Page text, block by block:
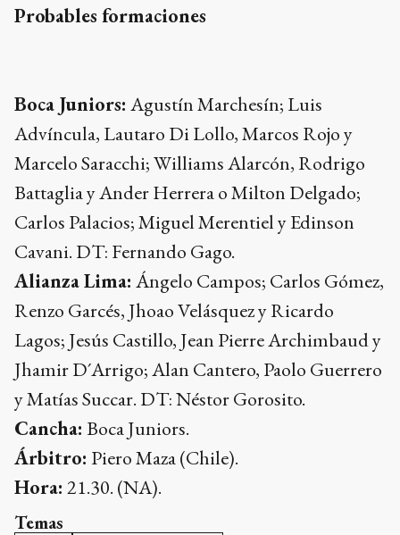
Probables formaciones
Boca Juniors: Agustín Marchesín; Luis
Advíncula, Lautaro Di Lollo, Marcos Rojo y
Marcelo Saracchi; Williams Alarcón, Rodrigo
Battaglia y Ander Herrera o Milton Delgado;
Carlos Palacios; Miguel Merentiel y Edinson
Cavani. DT: Fernando Gago.
Alianza Lima: Ángelo Campos; Carlos Gómez,
Renzo Garcés, Jhoao Velásquez y Ricardo
Lagos; Jesús Castillo, Jean Pierre Archimbaud y
Jhamir D´Arrigo; Alan Cantero, Paolo Guerrero
y Matías Succar. DT: Néstor Gorosito.
Cancha: Boca Juniors.
Árbitro: Piero Maza (Chile).
Hora: 21.30. (NA).
Temas